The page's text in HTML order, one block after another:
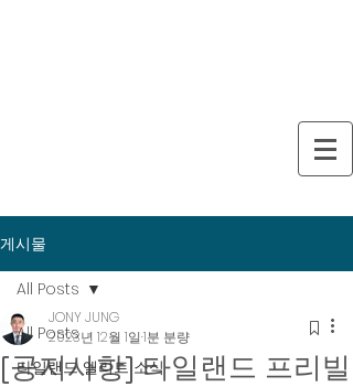
게시물
All Posts
타일랜드 엘리트 소식
All Posts
[공지사항] 타일랜드 프리빌
JONY JUNG
2023년 12월 1일 1분 분량